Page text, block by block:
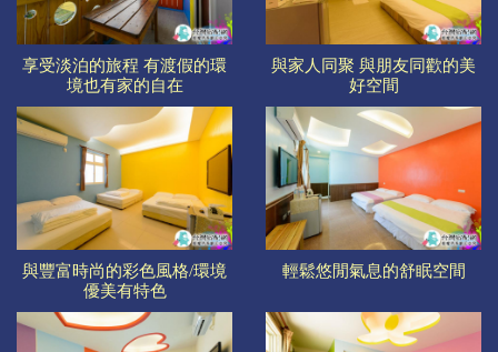
享受淡泊的旅程 有渡假的環
境也有家的自在
與家人同聚 與朋友同歡的美
好空間
與豐富時尚的彩色風格/環境
優美有特色
輕鬆悠閒氣息的舒眠空間